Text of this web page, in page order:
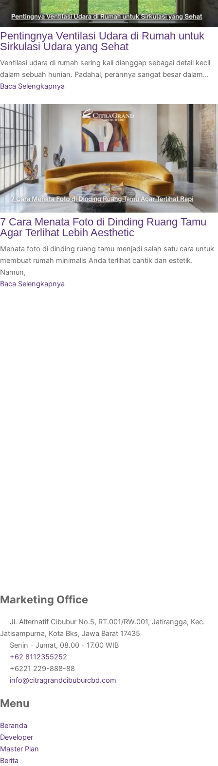
Pentingnya Ventilasi Udara di Rumah untuk
Sirkulasi Udara yang Sehat
Ventilasi udara di rumah sering kali dianggap sebagai detail kecil
dalam sebuah hunian. Padahal, perannya sangat besar dalam…
Baca Selengkapnya
7 Cara Menata Foto di Dinding Ruang Tamu
Agar Terlihat Lebih Aesthetic
Menata foto di dinding ruang tamu menjadi salah satu cara untuk
membuat rumah minimalis Anda terlihat cantik dan estetik.
Namun,
Baca Selengkapnya
Marketing Office
Jl. Alternatif Cibubur No.5, RT.001/RW.001, Jatirangga, Kec.
Jatisampurna, Kota Bks, Jawa Barat 17435
Senin - Jumat, 08.00 - 17.00 WIB
+62 8112355252
+6221 229-888-88
info@citragrandcibuburcbd.com
Menu
Beranda
Developer
Master Plan
Berita